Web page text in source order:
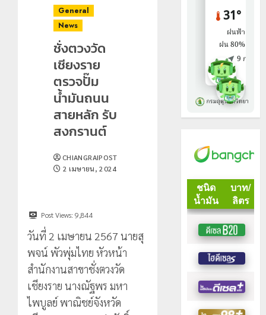
General
News
ชั่งตวงวัด
เชียงราย
ตรวจปั๊ม
น้ำมันถนน
สายหลัก รับ
สงกรานต์
CHIANGRAIPOST
2 เมษายน, 2024
Post Views: 9,844
วันที่ 2 เมษายน 2567 นายสุ
พจน์ พัวพุ่มไทย หัวหน้า
สำนักงานสาขาชั่งตวงวัด
เชียงราย นางณัฐพร มหา
ไพบูลย์ พาณิชย์จังหวัด